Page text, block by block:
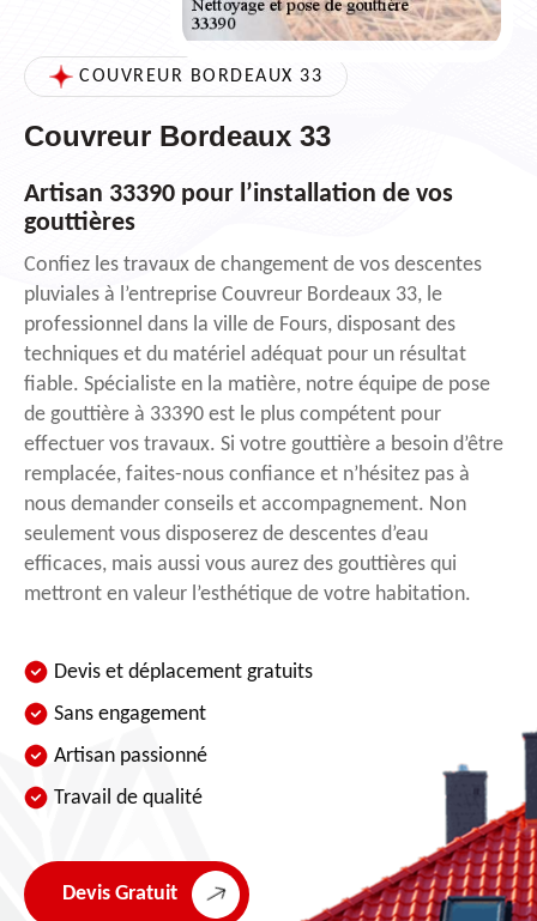
COUVREUR BORDEAUX 33
Couvreur Bordeaux 33
Artisan 33390 pour l’installation de vos
gouttières
Confiez les travaux de changement de vos descentes
pluviales à l’entreprise Couvreur Bordeaux 33, le
professionnel dans la ville de Fours, disposant des
techniques et du matériel adéquat pour un résultat
fiable. Spécialiste en la matière, notre équipe de pose
de gouttière à 33390 est le plus compétent pour
effectuer vos travaux. Si votre gouttière a besoin d’être
remplacée, faites-nous confiance et n’hésitez pas à
nous demander conseils et accompagnement. Non
seulement vous disposerez de descentes d’eau
efficaces, mais aussi vous aurez des gouttières qui
mettront en valeur l’esthétique de votre habitation.
Devis et déplacement gratuits
Sans engagement
Artisan passionné
Travail de qualité
Devis Gratuit